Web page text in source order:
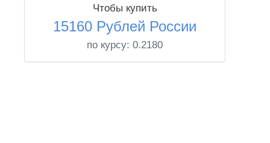
Чтобы купить
15160 Рублей России
по курсу: 0.2180